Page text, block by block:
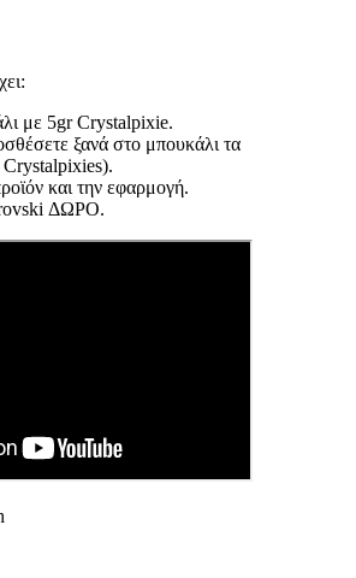
με 5gr Crystalpixie.
ξανά στο μπουκάλι τα
Crystalpixies).
και την εφαρμογή.
ΔΩΡΟ.